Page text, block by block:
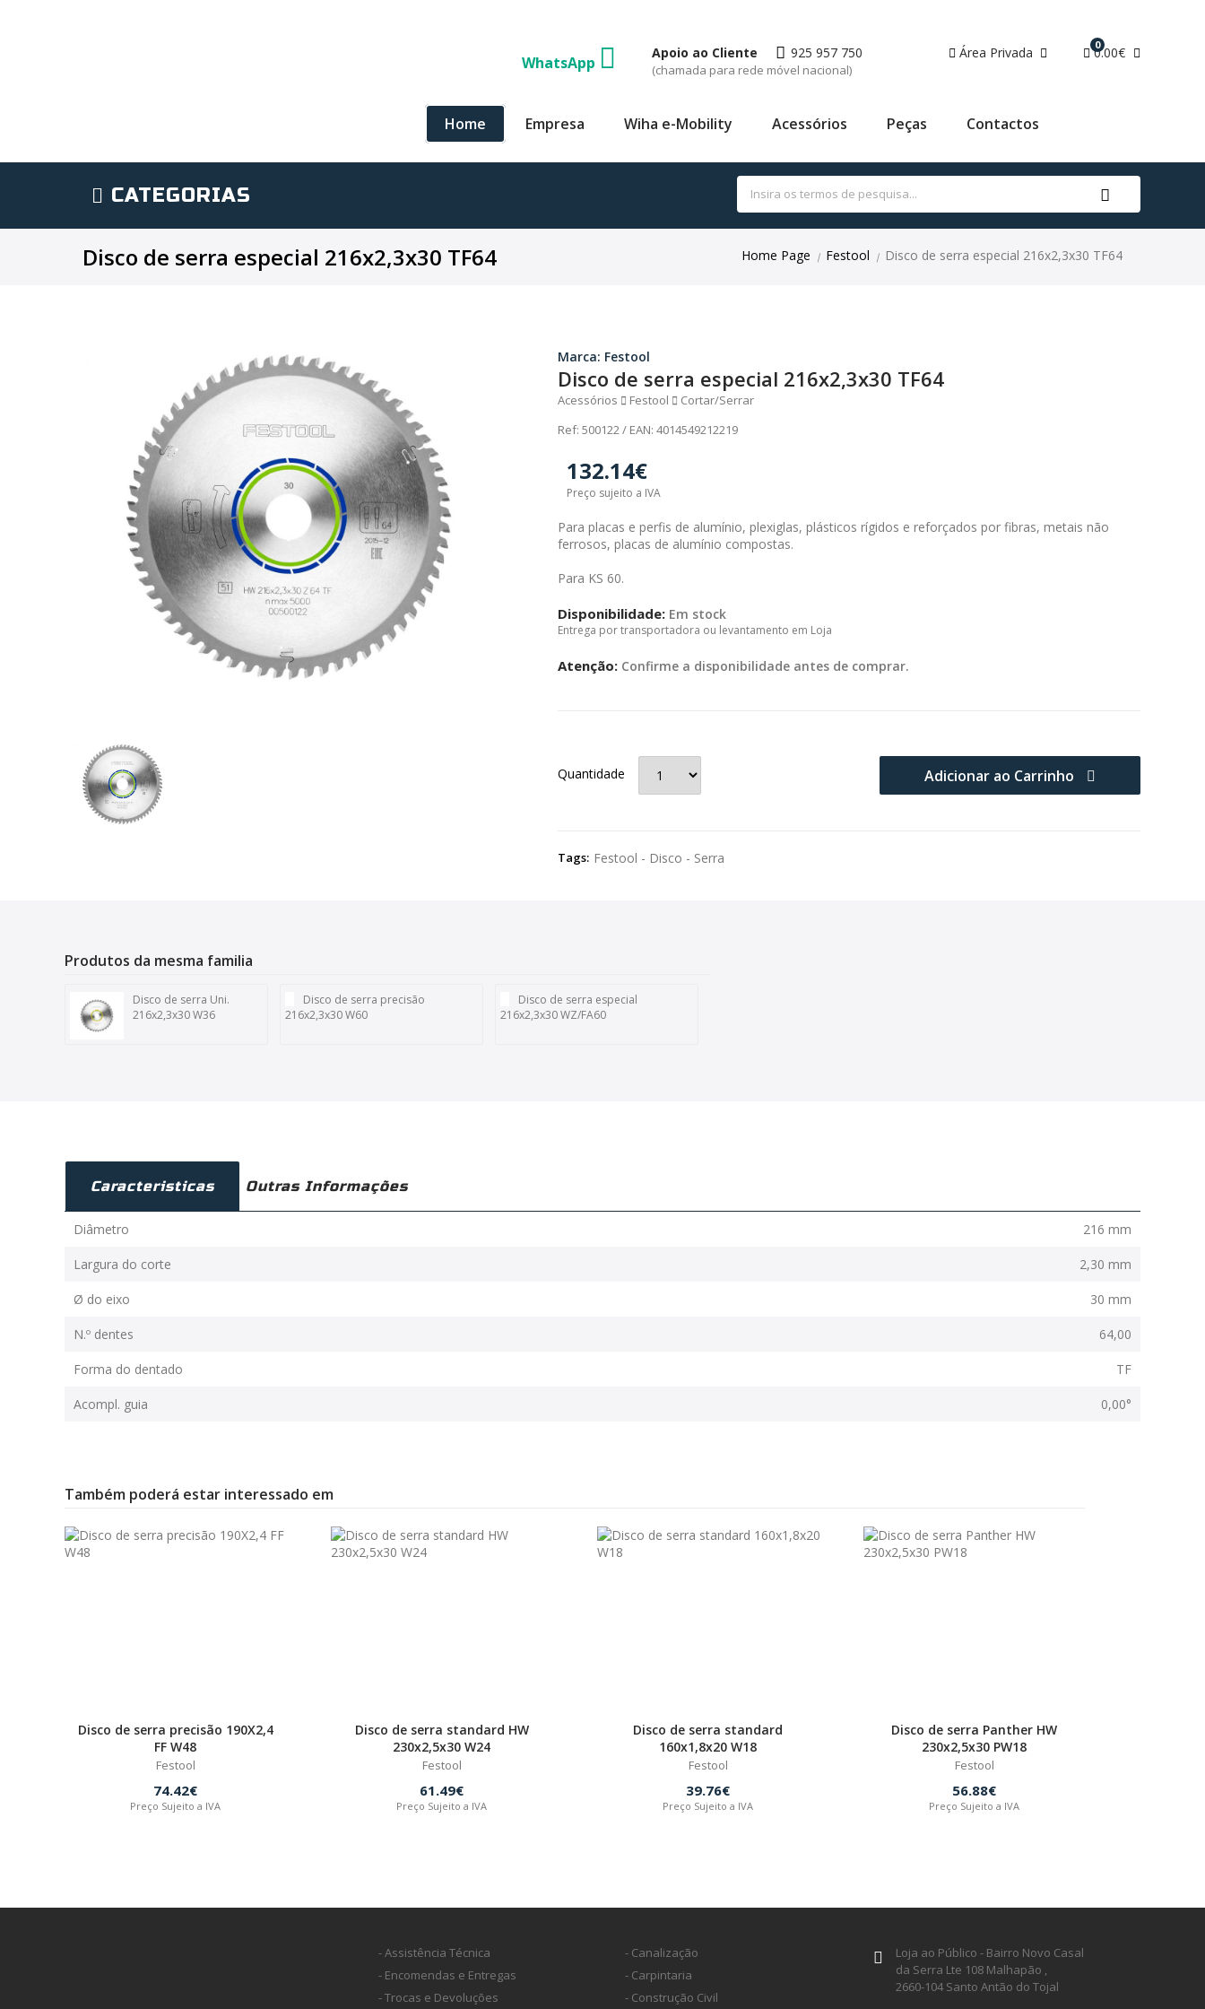
WhatsApp
Apoio ao Cliente 925 957 750
(chamada para rede móvel nacional)
Área Privada 0
0.00€
Home Empresa Wiha e-Mobility Acessórios Peças Contactos
CATEGORIAS
Home Page | Festool | Disco de serra especial 216x2,3x30 TF64
Disco de serra especial 216x2,3x30 TF64
Marca: Festool
Disco de serra especial 216x2,3x30 TF64
Acessórios Festool
Cortar/Serrar
Ref: 500122 / EAN: 4014549212219
132.14€
Preço sujeito a IVA
Para placas e perfis de alumínio, plexiglas, plásticos rígidos e reforçados por fibras, metais não
ferrosos, placas de alumínio compostas.
Para KS 60.
Disponibilidade: Em stock
Entrega por transportadora ou levantamento em Loja
Atenção: Confirme a disponibilidade antes de comprar.
Quantidade Adicionar ao Carrinho
Tags: Festool - Disco - Serra
Produtos da mesma familia
Disco de serra Uni.
216x2,3x30 W36
Disco de serra precisão
216x2,3x30 W60
Disco de serra especial
216x2,3x30 WZ/FA60
Caracteristicas Outras Informações
Diâmetro 216 mm
Largura do corte 2,30 mm
Ø do eixo 30 mm
N.º dentes 64,00
Forma do dentado TF
Acompl. guia 0,00°
Também poderá estar interessado em
Disco de serra precisão 190X2,4
FF W48
Festool
74.42€
Preço Sujeito a IVA
Disco de serra standard HW
230x2,5x30 W24
Festool
61.49€
Preço Sujeito a IVA
Disco de serra standard
160x1,8x20 W18
Festool
39.76€
Preço Sujeito a IVA
Disco de serra Panther HW
230x2,5x30 PW18
Festool
56.88€
Preço Sujeito a IVA
- Assistência Técnica
- Encomendas e Entregas
- Trocas e Devoluções
- Canalização
- Carpintaria
- Construção Civil
Loja ao Público - Bairro Novo Casal
da Serra Lte 108 Malhapão ,
2660-104 Santo Antão do Tojal